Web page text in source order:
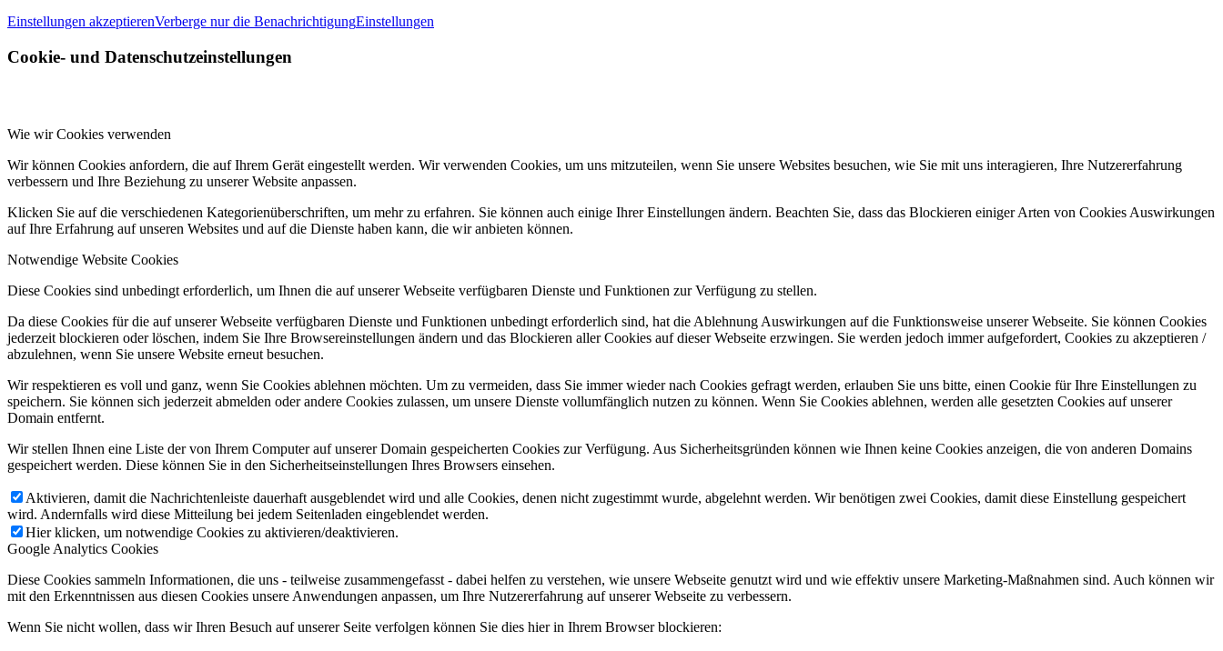
Einstellungen akzeptierenVerberge nur die BenachrichtigungEinstellungen
Cookie- und Datenschutzeinstellungen
Wie wir Cookies verwenden
Wir können Cookies anfordern, die auf Ihrem Gerät eingestellt werden. Wir verwenden Cookies, um uns mitzuteilen, wenn Sie unsere Websites besuchen, wie Sie mit uns interagieren, Ihre Nutzererfahrung
verbessern und Ihre Beziehung zu unserer Website anpassen.
Klicken Sie auf die verschiedenen Kategorienüberschriften, um mehr zu erfahren. Sie können auch einige Ihrer Einstellungen ändern. Beachten Sie, dass das Blockieren einiger Arten von Cookies Auswirkungen
auf Ihre Erfahrung auf unseren Websites und auf die Dienste haben kann, die wir anbieten können.
Notwendige Website Cookies
Diese Cookies sind unbedingt erforderlich, um Ihnen die auf unserer Webseite verfügbaren Dienste und Funktionen zur Verfügung zu stellen.
Da diese Cookies für die auf unserer Webseite verfügbaren Dienste und Funktionen unbedingt erforderlich sind, hat die Ablehnung Auswirkungen auf die Funktionsweise unserer Webseite. Sie können Cookies
jederzeit blockieren oder löschen, indem Sie Ihre Browsereinstellungen ändern und das Blockieren aller Cookies auf dieser Webseite erzwingen. Sie werden jedoch immer aufgefordert, Cookies zu akzeptieren /
abzulehnen, wenn Sie unsere Website erneut besuchen.
Wir respektieren es voll und ganz, wenn Sie Cookies ablehnen möchten. Um zu vermeiden, dass Sie immer wieder nach Cookies gefragt werden, erlauben Sie uns bitte, einen Cookie für Ihre Einstellungen zu
speichern. Sie können sich jederzeit abmelden oder andere Cookies zulassen, um unsere Dienste vollumfänglich nutzen zu können. Wenn Sie Cookies ablehnen, werden alle gesetzten Cookies auf unserer
Domain entfernt.
Wir stellen Ihnen eine Liste der von Ihrem Computer auf unserer Domain gespeicherten Cookies zur Verfügung. Aus Sicherheitsgründen können wie Ihnen keine Cookies anzeigen, die von anderen Domains
gespeichert werden. Diese können Sie in den Sicherheitseinstellungen Ihres Browsers einsehen.
Aktivieren, damit die Nachrichtenleiste dauerhaft ausgeblendet wird und alle Cookies, denen nicht zugestimmt wurde, abgelehnt werden. Wir benötigen zwei Cookies, damit diese Einstellung gespeichert
wird. Andernfalls wird diese Mitteilung bei jedem Seitenladen eingeblendet werden.
Hier klicken, um notwendige Cookies zu aktivieren/deaktivieren.
Google Analytics Cookies
Diese Cookies sammeln Informationen, die uns - teilweise zusammengefasst - dabei helfen zu verstehen, wie unsere Webseite genutzt wird und wie effektiv unsere Marketing-Maßnahmen sind. Auch können wir
mit den Erkenntnissen aus diesen Cookies unsere Anwendungen anpassen, um Ihre Nutzererfahrung auf unserer Webseite zu verbessern.
Wenn Sie nicht wollen, dass wir Ihren Besuch auf unserer Seite verfolgen können Sie dies hier in Ihrem Browser blockieren: